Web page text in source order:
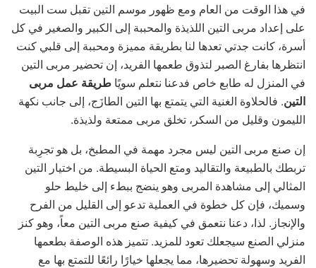
في هذا الوقت من العام ومع ظهور موسم التين تقبل ست البيت
على إعداد مربى التين اللذيذة والمحببة إلى الكبير والصغير في كل
أسرة، كانت جدتي تعدها لنا بطريقة مميزة ومحببة إلى قلبي كنت
انتظرها بفارغ الصبر لتذوق طعمها الفريد، إن تحضير مربى التين
في المنزل له طابع خاص فدعنا نتعلم سويًا طريقة عمل مربى
التين. فالحلاوة الغنية التي يتمتع بها التين الطازَج، إلى جانب نكهة
الليمون وقليل من السكر، تخلق مربى ممتعة ولذيذة.
إن صنع مربى التين ليس مجرد مهمة في المطبخ، بل هو تجرِبة
تربطك بالطبيعة والتقاليد ومتع الحياة البسيطة. من اختيار التين
المثالي إلى مشاهدة المربى وهو ينضج ببطء إلى خليط حلو
وسميك، فإن كل خطوة في العملية تدعو إلى القليل من الفرح
والإنجاز. لذا، دعنا نتعمق في كيفية صنع مربى التين معاً، وهو كنز
منزلي الصنع سيجعلك تعود للمزيد. تتميز هذه الوصفة بطعمها
الفريد وسهولة تحضيرها، مما يجعلها خيارًا رائعًا للتمتع بها مع